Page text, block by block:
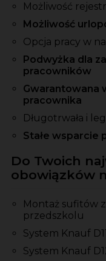
Możliwość
Możliwość
Opcja pracy w
Podwyżka dla
pracowników
Gwarantowana
pracownika
Długotrwała i
Stałe wsparcie
Do Twoich
obowiązków
Montaż sufitów
przedszkolu
System Knauf
System Knauf